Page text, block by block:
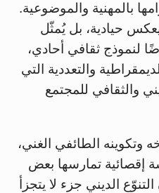
بالمهنية والموضوعية.
حيادية، بل يُمثّل
لنموذج ثقافي أحادي،
والتعددية التي
والثقافي للمجتمع
وتكوينه الطائفي الغني،
إقصائية تمارسها بعض
الديني جزء لا يتجزأ